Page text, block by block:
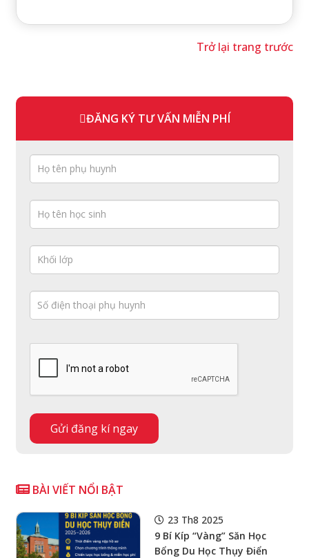
Trở lại trang trước
ĐĂNG KÝ TƯ VẤN MIỄN PHÍ
BÀI VIẾT NỔI BẬT
23 Th8 2025
9 Bí Kíp “vàng” Săn Học
Bổng Du Học Thụy Điển